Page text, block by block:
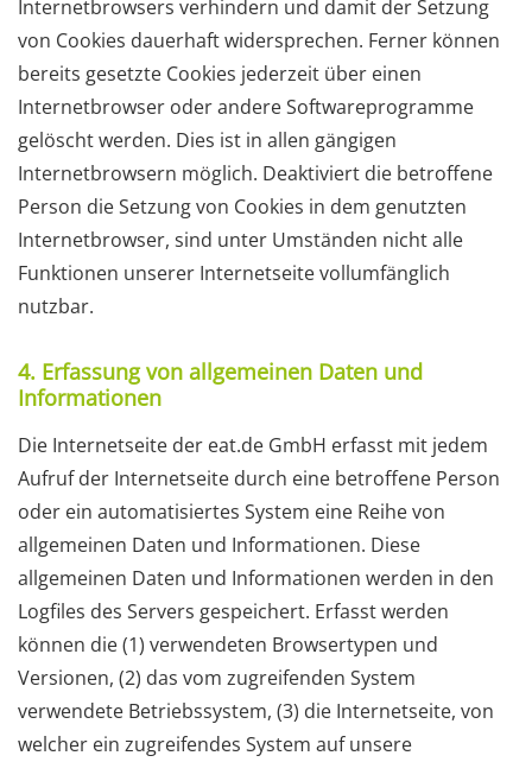
Internetbrowsers verhindern und damit der Setzung
von Cookies dauerhaft widersprechen. Ferner können
bereits gesetzte Cookies jederzeit über einen
Internetbrowser oder andere Softwareprogramme
gelöscht werden. Dies ist in allen gängigen
Internetbrowsern möglich. Deaktiviert die betroffene
Person die Setzung von Cookies in dem genutzten
Internetbrowser, sind unter Umständen nicht alle
Funktionen unserer Internetseite vollumfänglich
nutzbar.
4. Erfassung von allgemeinen Daten und
Informationen
Die Internetseite der eat.de GmbH erfasst mit jedem
Aufruf der Internetseite durch eine betroffene Person
oder ein automatisiertes System eine Reihe von
allgemeinen Daten und Informationen. Diese
allgemeinen Daten und Informationen werden in den
Logfiles des Servers gespeichert. Erfasst werden
können die (1) verwendeten Browsertypen und
Versionen, (2) das vom zugreifenden System
verwendete Betriebssystem, (3) die Internetseite, von
welcher ein zugreifendes System auf unsere